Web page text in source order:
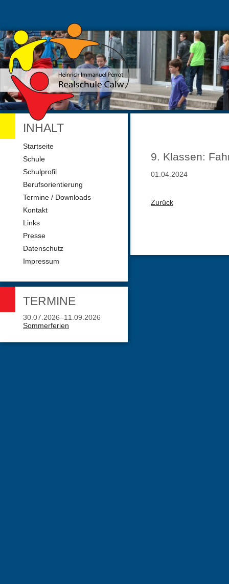
9. Klassen:
01.04.2024
Zurück
INHALT
Navigation
Startseite
Schule
Schulprofil
Berufsorientierung
Termine / Downloads
Kontakt
Links
Presse
Datenschutz
Impressum
TERMINE
30.07.2026–11.09.2026
Sommerferien